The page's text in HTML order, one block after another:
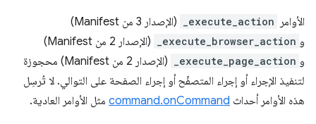
الأوامر _execute_action
(الإصدار 3 من Manifest)
و _execute_browser_action
(الإصدار 2 من Manifest)
و _execute_page_action
(الإصدار 2 من Manifest) محجوزة
لتنفيذ الإجراء أو إجراء المتصفّح أو إجراء الصفحة على التوالي. لا تُرسِل
هذه الأوامر أحداث command.onCommand مثل الأوامر العادية.